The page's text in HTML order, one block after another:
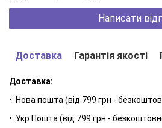
MELLONY WOMAN - вибір
Освіжаючий огірок і соковите
врівноважують несподіваний аромат
наповнює композицію сяйвом і
підсилюють відчуття свіжості.
Написати
Доставка Гарантія якості
Доставка:
• Нова пошта (від 799 грн -
• Укр Пошта (від 799 грн -